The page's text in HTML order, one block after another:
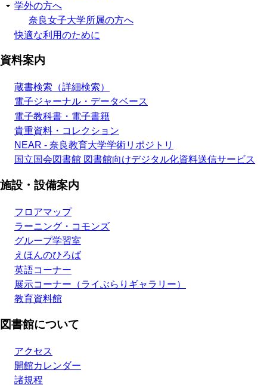
学外の方へ
奈良女子大学所属の方へ
快適な利用のために
資料案内
蔵書検索（詳細検索）
電子ジャーナル・データベース
電子教科書・電子書籍
貴重資料・コレクション
NEAR - 奈良教育大学学術リポジトリ
国立国会図書館 図書館向けデジタル化資料送信サービス
施設・設備案内
フロアマップ
ラーニング・コモンズ
グループ学習室
えほんのひろば
英語コーナー
展示コーナー（ライぶらりギャラリー）
教育資料館
図書館について
アクセス
開館カレンダー
諸規程